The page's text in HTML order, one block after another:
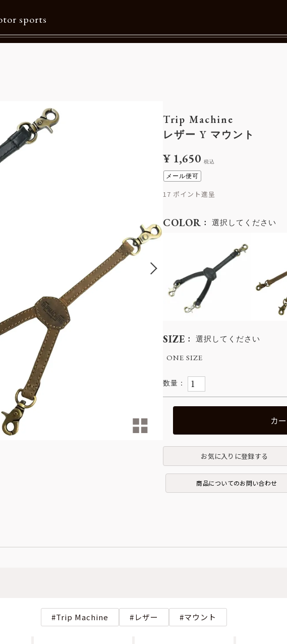
sports
メルマガ購読
リクルート
Trip Machine
レザー Y マウント
¥ 1,650 税込
メール便可
17
SIZE 選択してください
ONE SIZE
COLOR 選択してください
カ
お気に入りに登録する
商品についてのお問い合わせ
Trip Machine レザー マウント